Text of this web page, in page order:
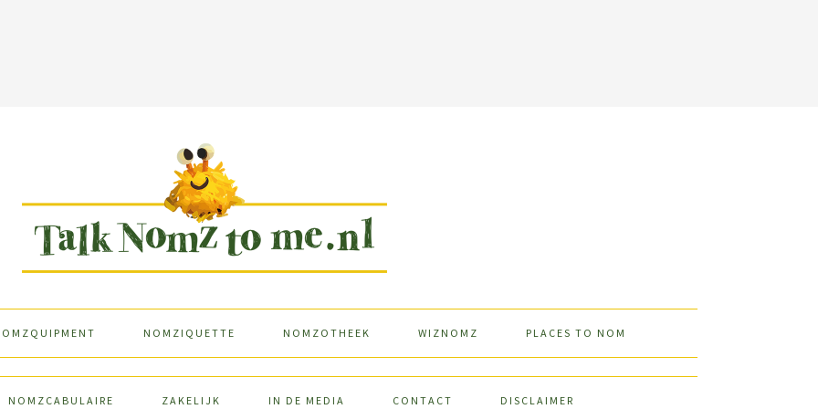
NOMZIQUETTE NOMZOTHEEK WIZNOMZ PLACES TO NOM
NOMZCABULAIRE ZAKELIJK IN DE MEDIA CONTACT DISCLAIMER